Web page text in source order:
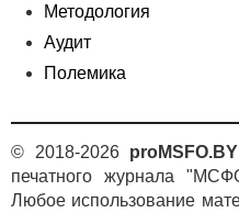
Методология
Аудит
Полемика
© 2018-2026 proMSFO.BY
печатного журнала
Любое использование